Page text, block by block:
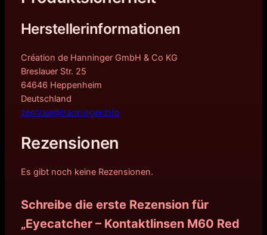
Herstellerinformationen
Création de Hanninger GmbH & Co KG
Breslauer Str. 25
64646 Heppenheim
Deutschland
zentrale@hanninger.info
Rezensionen
Es gibt noch keine Rezensionen.
Schreibe die erste Rezension für
„Eyecatcher – Kontaktlinsen M60 Red